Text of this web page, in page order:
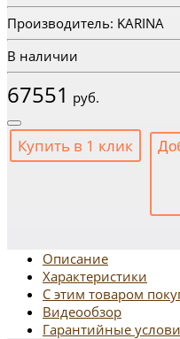
Производитель: KARINA
В наличии
67551 руб.
Купить в 1 клик
Описание
Характеристики
С этим товаром
Видеообзор
Гарантийные